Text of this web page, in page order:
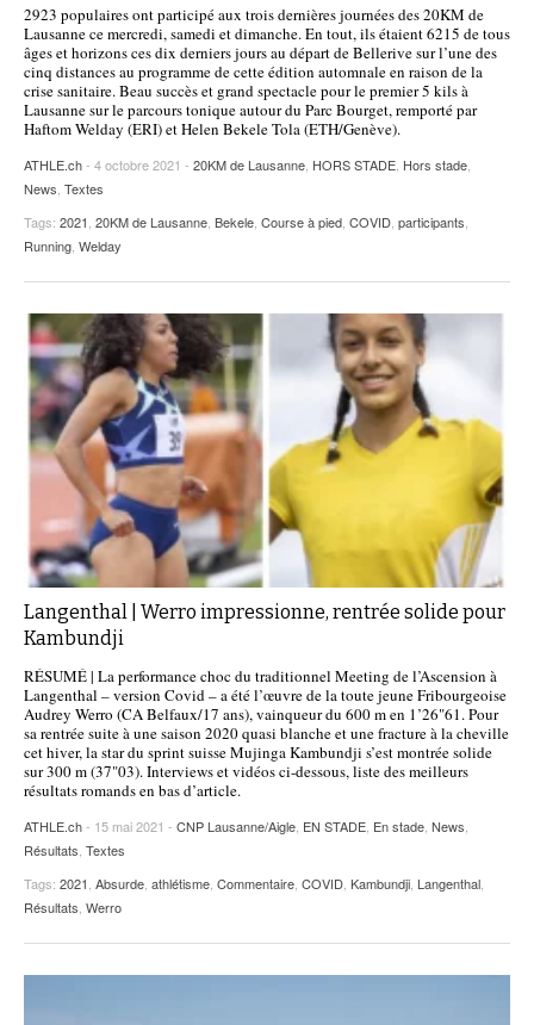
POURQUOI ATHLE.CH ?
ATHLE.CH RÉGIONS | VAUD
HIGHLIGHTS
LIVRES
2923 populaires ont participé aux trois dernières journées des 20KM de
Lausanne ce mercredi, samedi et dimanche. En tout, ils étaient 6215 de tous
âges et horizons ces dix derniers jours au départ de Bellerive sur l’une des
cinq distances au programme de cette édition automnale en raison de la
crise sanitaire. Beau succès et grand spectacle pour le premier 5 kils à
Lausanne sur le parcours tonique autour du Parc Bourget, remporté par
Haftom Welday (ERI) et Helen Bekele Tola (ETH/Genève).
ATHLE.ch- 4 octobre 2021 - 20KM de Lausanne HORS STADE Hors stade
News Textes
Tags: 2021 20KM de Lausanne Bekele Course à pied COVID participants
Running Welday
Langenthal | Werro impressionne, rentrée solide pour
Kambundji
RÉSUMÉ | La performance choc du traditionnel Meeting de l’Ascension à
Langenthal – version Covid – a été l’œuvre de la toute jeune Fribourgeoise
Audrey Werro (CA Belfaux/17 ans), vainqueur du 600 m en 1’26"61. Pour
sa rentrée suite à une saison 2020 quasi blanche et une fracture à la cheville
cet hiver, la star du sprint suisse Mujinga Kambundji s’est montrée solide
sur 300 m (37"03). Interviews et vidéos ci-dessous, liste des meilleurs
résultats romands en bas d’article.
ATHLE.ch- 15 mai 2021 - CNP Lausanne/Aigle EN STADE En stade News
Résultats Textes
Tags: 2021 Absurde athlétisme Commentaire COVID Kambundji Langenthal
Résultats Werro